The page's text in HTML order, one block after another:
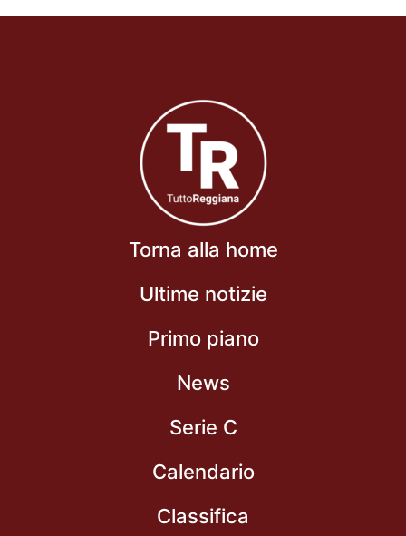
Torna alla home
Ultime notizie
Primo piano
News
Serie C
Calendario
Classifica